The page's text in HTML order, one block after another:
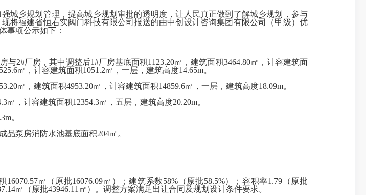
乡规划管理，提高城乡规划审批的透明度，让人民真正做到了解城乡规划，参与
将福建省恒右实阀门科技有限公司报送的由中创设计咨询集团有限公司（甲级）优
事项公示如下：
2#厂房，其中调整后1#厂房基底面积1123.20㎡，建筑面积3464.80㎡，计容建筑面
㎡，计容建筑面积1051.2㎡，一层，建筑高度14.65m。
㎡，建筑面积4953.20㎡，计容建筑面积14859.6㎡，一层，建筑高度18.09m。
，计容建筑面积12354.3㎡，五层，建筑高度20.20m。
。
泵房消防水池基底面积204㎡。
㎡（原批16076.09㎡）；建筑系数58%（原批58.5%）；容积率1.79（原批
㎡（原批43946.11㎡）。调整方案满足出让合同及规划设计条件要求。